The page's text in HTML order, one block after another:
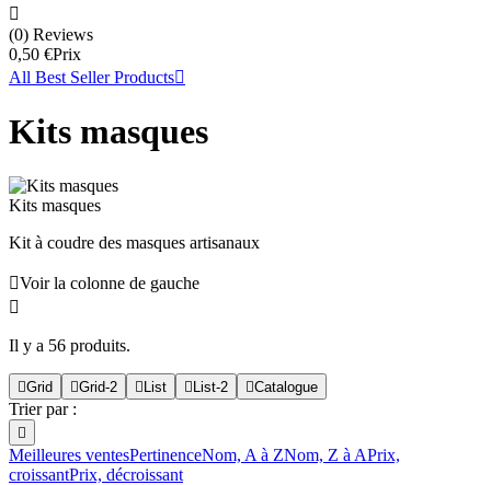

(0) Reviews
0,50 €Prix
All Best Seller Products
Kits masques
Kits masques
Kit à coudre des masques artisanaux
Voir la colonne de gauche

Il y a 56 produits.
Grid Grid-2 List List-2 Catalogue
Trier par :

Meilleures ventesPertinenceNom, A à ZNom, Z à APrix,
croissantPrix, décroissant